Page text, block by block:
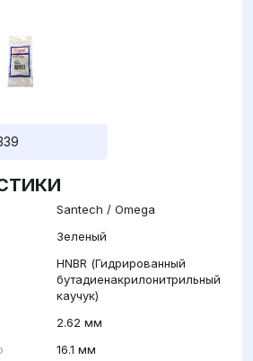
Santech / Omega
Зеленый
HNBR (Гидрированный
бутадиенакрилонитрильный
каучук)
2.62 мм
16.1 мм